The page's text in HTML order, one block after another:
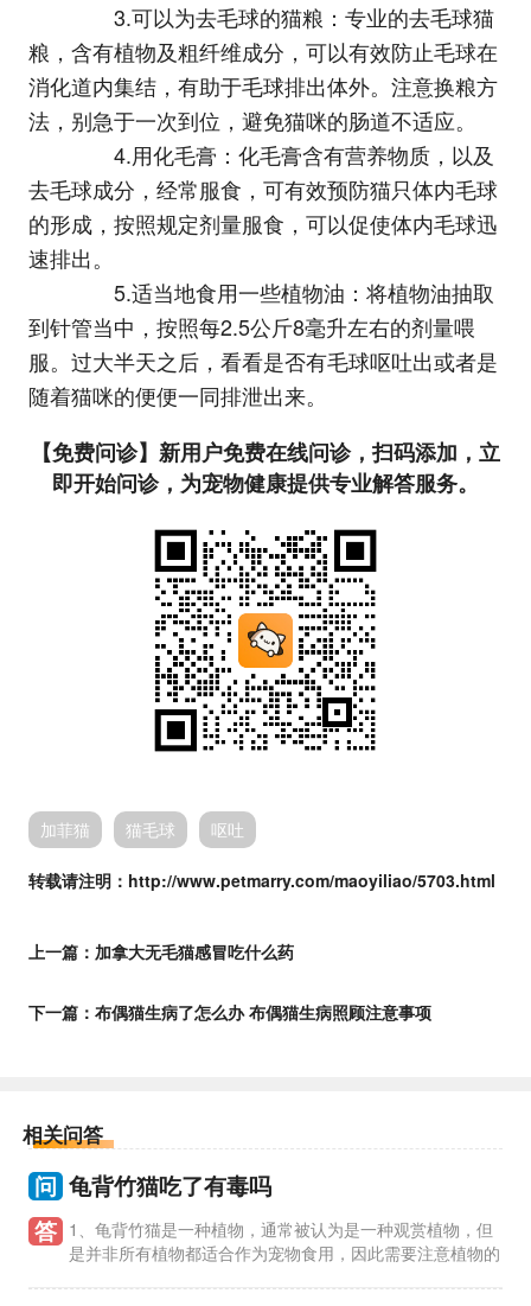
3.可以为去毛球的猫粮：专业的去毛球猫
粮，含有植物及粗纤维成分，可以有效防止毛球在
消化道内集结，有助于毛球排出体外。注意换粮方
法，别急于一次到位，避免猫咪的肠道不适应。
4.用化毛膏：化毛膏含有营养物质，以及
去毛球成分，经常服食，可有效预防猫只体内毛球
的形成，按照规定剂量服食，可以促使体内毛球迅
速排出。
5.适当地食用一些植物油：将植物油抽取
到针管当中，按照每2.5公斤8毫升左右的剂量喂
服。过大半天之后，看看是否有毛球呕吐出或者是
随着猫咪的便便一同排泄出来。
【免费问诊】新用户免费在线问诊，扫码添加，立
即开始问诊，为宠物健康提供专业解答服务。
加菲猫 猫毛球 呕吐
转载请注明：http://www.petmarry.com/maoyiliao/5703.html
上一篇： 加拿大无毛猫感冒吃什么药
下一篇： 布偶猫生病了怎么办 布偶猫生病照顾注意事项
相关问答
问 龟背竹猫吃了有毒吗
答 1、龟背竹猫是一种植物，通常被认为是一种观赏植物，但
是并非所有植物都适合作为宠物食用，因此需要注意植物的